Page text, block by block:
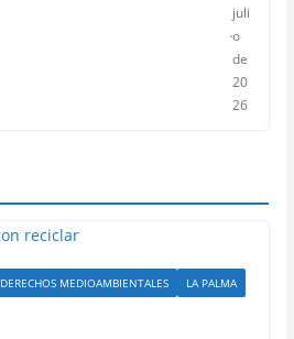
juli
o
de
20
26
DERECHOS MEDIOAMBIENTALES
LA PALMA